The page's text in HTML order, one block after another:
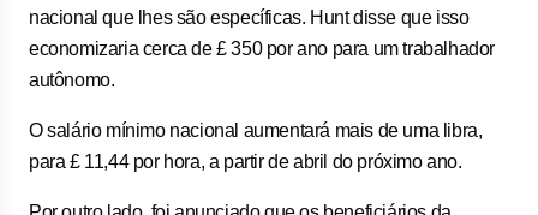
nacional que lhes são específicas. Hunt disse que isso
economizaria cerca de £ 350 por ano para um trabalhador
autônomo.
O salário mínimo nacional aumentará mais de uma libra,
para £ 11,44 por hora, a partir de abril do próximo ano.